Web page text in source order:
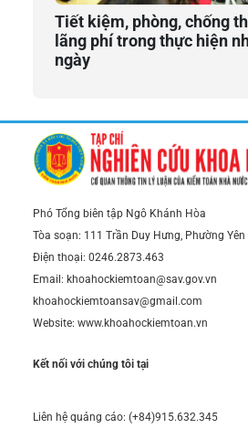
Tiết kiệm, phòng, chống
lãng phí trong thực hiện
ngày
Phó Tổng biên tập Ngô Khánh Hòa
Tòa soạn: 111 Trần Duy Hưng, Phường
Điện thoại: 0246.2873.463
Email: khoahockiemtoan@sav.gov.vn
khoahockiemtoansav@gmail.com
Website: www.khoahockiemtoan.vn
Kết nối với chúng tôi tại
Liên hệ quảng cáo: (+84)915.632.345